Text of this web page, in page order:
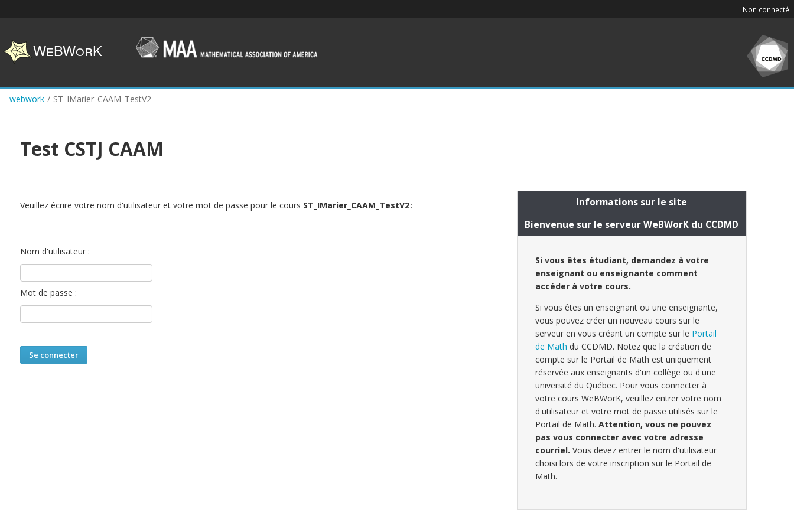
content
Non connecté.
webwork / ST_IMarier_CAAM_TestV2
Test CSTJ CAAM
Veuillez écrire votre nom d'utilisateur et votre mot de passe pour le cours ST_IMarier_CAAM_TestV2:
Nom d'utilisateur :
Mot de passe :
Informations sur le site
Bienvenue sur le serveur WeBWorK du CCDMD
Si vous êtes étudiant, demandez à votre
enseignant ou enseignante comment
accéder à votre cours.
Si vous êtes un enseignant ou une enseignante,
vous pouvez créer un nouveau cours sur le
serveur en vous créant un compte sur le Portail
de Math du CCDMD. Notez que la création de
compte sur le Portail de Math est uniquement
réservée aux enseignants d'un collège ou d'une
université du Québec. Pour vous connecter à
votre cours WeBWorK, veuillez entrer votre nom
d'utilisateur et votre mot de passe utilisés sur le
Portail de Math. Attention, vous ne pouvez
pas vous connecter avec votre adresse
courriel. Vous devez entrer le nom d'utilisateur
choisi lors de votre inscription sur le Portail de
Math.